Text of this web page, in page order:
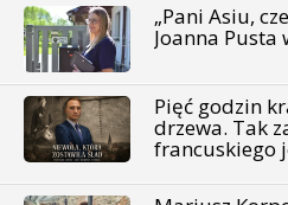
„Pani Asiu,
Joanna Pusta
Pięć godzin
drzewa. Tak
francuskiego